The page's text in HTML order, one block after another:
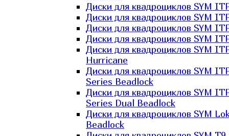
Диски для квадроциклов SYM
Диски для квадроциклов SYM
Диски для квадроциклов SYM
Диски для квадроциклов SYM
Диски для квадроциклов SYM
Hurricane
Диски для квадроциклов SYM
Series Beadlock
Диски для квадроциклов SYM
Series Dual Beadlock
Диски для квадроциклов SYM
Beadlock